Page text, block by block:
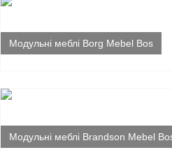
Модульні меблі Borg Mebel Bos
Модульні меблі Brandson Mebel